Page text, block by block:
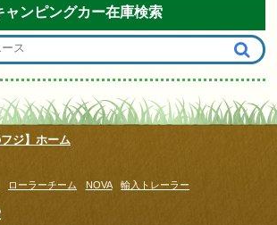
ャンピングカー在庫検索
ジ】ホーム
ローラーチーム NOVA 輸入トレーラー